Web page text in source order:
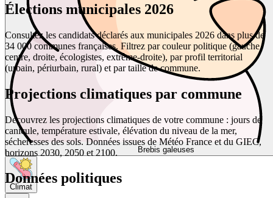
Brebis galeuses
Climat
Élections municipales 2026
Consultez les candidats déclarés aux municipales 2026 dans plus de
34 000 communes françaises. Filtrez par couleur politique (gauche,
centre, droite, écologistes, extrême-droite), par profil territorial
(urbain, périurbain, rural) et par taille de commune.
Projections climatiques par commune
Découvrez les projections climatiques de votre commune : jours de
canicule, température estivale, élévation du niveau de la mer,
sécheresses des sols. Données issues de Météo France et du GIEC,
horizons 2030, 2050 et 2100.
Données politiques